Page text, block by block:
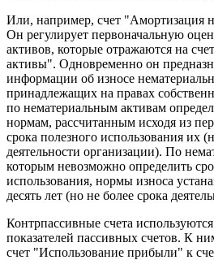
Или, например, счет "Амортизация
Он регулирует первоначальную
активов, которые отражаются на
активы". Одновременно он
информации об износе
принадлежащих на правах
по нематериальным активам
нормам, рассчитанным исходя из
срока полезного использования их
деятельности организации). По
которым невозможно определить
использования, нормы износа
десять лет (но не более срока
Контрпассивные счета
показателей пассивных счетов. К
счет "Использование прибыли" к